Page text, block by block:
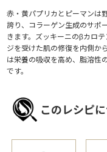
赤・黄パプリカとピーマンは
誇り、コラーゲン生成のサポ
きます。ズッキーニのβカロ
ジを受けた肌の修復を内側か
は栄養の吸収を高め、脂溶性
です。
このレシピ